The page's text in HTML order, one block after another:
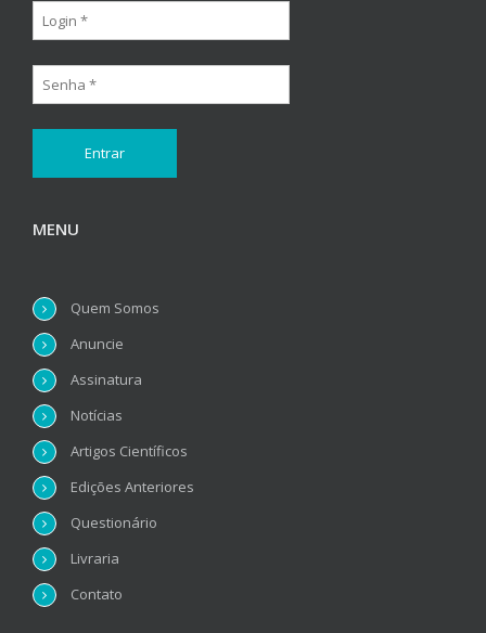
MENU
Quem Somos
Anuncie
Assinatura
Notícias
Artigos Científicos
Edições Anteriores
Questionário
Livraria
Contato